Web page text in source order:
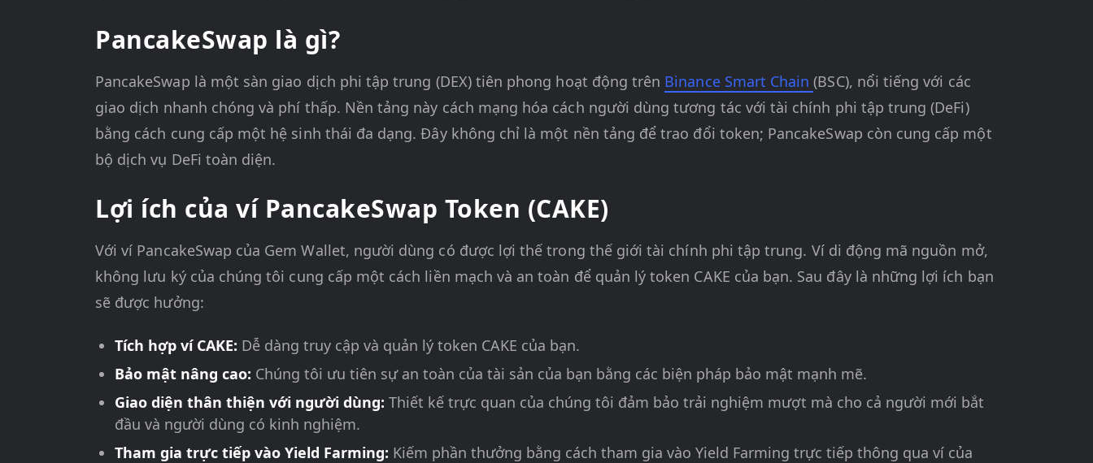
PancakeSwap là gì?
PancakeSwap là một sàn giao dịch phi tập trung (DEX) tiên phong hoạt động trên Binance Smart Chain(BSC), nổi tiếng với các
giao dịch nhanh chóng và phí thấp. Nền tảng này cách mạng hóa cách người dùng tương tác với tài chính phi tập trung (DeFi)
bằng cách cung cấp một hệ sinh thái đa dạng. Đây không chỉ là một nền tảng để trao đổi token; PancakeSwap còn cung cấp một
bộ dịch vụ DeFi toàn diện.
Lợi ích của ví PancakeSwap Token (CAKE)
Với ví PancakeSwap của Gem Wallet, người dùng có được lợi thế trong thế giới tài chính phi tập trung. Ví di động mã nguồn mở,
không lưu ký của chúng tôi cung cấp một cách liền mạch và an toàn để quản lý token CAKE của bạn. Sau đây là những lợi ích bạn
sẽ được hưởng:
Tích hợp ví CAKE: Dễ dàng truy cập và quản lý token CAKE của bạn.
Bảo mật nâng cao: Chúng tôi ưu tiên sự an toàn của tài sản của bạn bằng các biện pháp bảo mật mạnh mẽ.
Giao diện thân thiện với người dùng: Thiết kế trực quan của chúng tôi đảm bảo trải nghiệm mượt mà cho cả người mới bắt
đầu và người dùng có kinh nghiệm.
Tham gia trực tiếp vào Yield Farming: Kiếm phần thưởng bằng cách tham gia vào Yield Farming trực tiếp thông qua ví của